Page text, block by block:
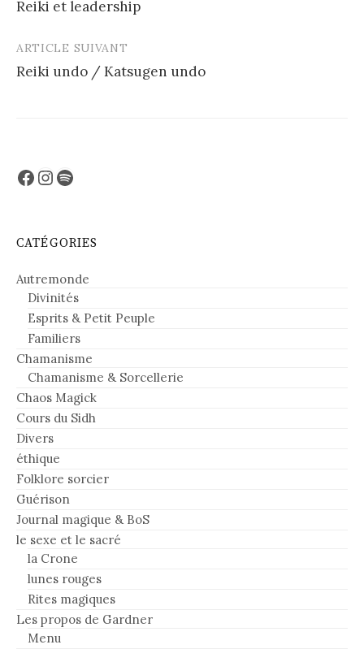
navigation
Reiki et leadership
ARTICLE SUIVANT
Reiki undo / Katsugen undo
Facebook
Instagram
Spotify
CATÉGORIES
Autremonde
Divinités
Esprits & Petit Peuple
Familiers
Chamanisme
Chamanisme & Sorcellerie
Chaos Magick
Cours du Sidh
Divers
éthique
Folklore sorcier
Guérison
Journal magique & BoS
le sexe et le sacré
la Crone
lunes rouges
Rites magiques
Les propos de Gardner
Menu